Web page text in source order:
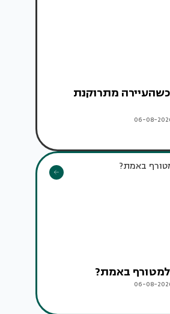
מתרוקנת
06-08-
למטורף באמת?
06-08-